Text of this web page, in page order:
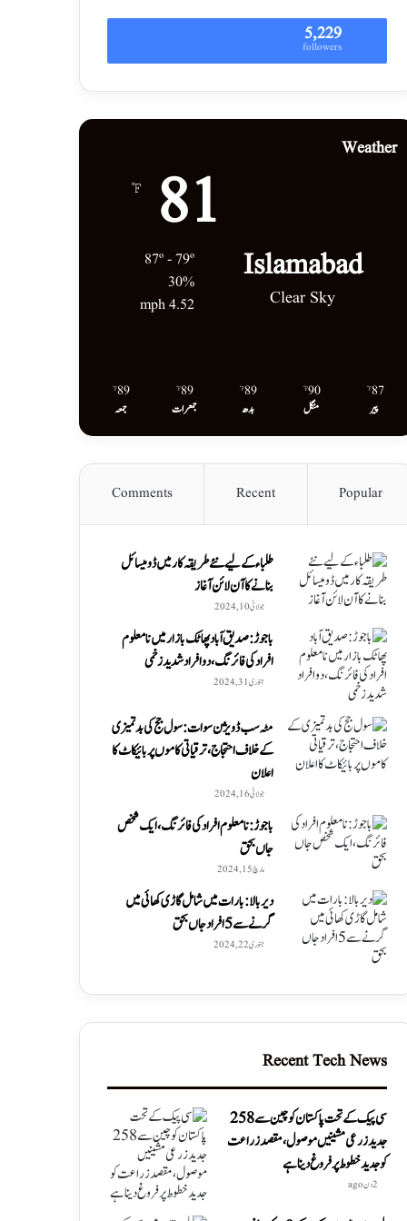
5,229
followers
Weather
Islamabad
Clear Sky
81
℉
87º - 79º
30%
4.52 mph
87
℉
پیر
90
℉
منگل
89
℉
بدھ
89
℉
جمعرات
89
℉
جمعہ
Popular
Recent
Comments
طلباء کے لیے نئے طریقہ کار میں ڈومیسائل
بنانے کا آن لائن آغاز
جولائی 10, 2024
باجوڑ: صدیق اۤباد پھاٹک بازار میں نامعلوم
افراد کی فائرنگ، دو افراد شدید زخمی
جنوری 31, 2024
مٹہ سب ڈویژن سوات: سول جج کی بدتمیزی
کے خلاف احتجاج، ترقیاتی کاموں پر بائیکاٹ کا
اعلان
جولائی 16, 2024
باجوڑ: نامعلوم افراد کی فائرنگ، ایک شخص
جاں بحق
مارچ 15, 2024
دیربالا: بارات میں شامل گاڑی کھائی میں
گرنے سے 5 افراد جاں بحق
جنوری 22, 2024
Recent Tech News
سی پیک کے تحت پاکستان کو چین سے 258
جدید زرعی مشینیں موصول،مقصد زراعت
کو جدید خطوط پر فروغ دینا ہے
2 دن ago